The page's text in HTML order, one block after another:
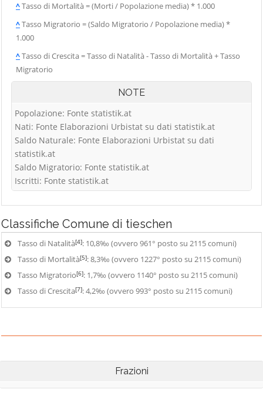
^Tasso di Mortalità = (Morti / Popolazione media) * 1.000
^Tasso Migratorio = (Saldo Migratorio / Popolazione media) *
1.000
^Tasso di Crescita = Tasso di Natalità - Tasso di Mortalità + Tasso
Migratorio
NOTE
Popolazione: Fonte statistik.at
Nati: Fonte Elaborazioni Urbistat su dati statistik.at
Saldo Naturale: Fonte Elaborazioni Urbistat su dati
statistik.at
Saldo Migratorio: Fonte statistik.at
Iscritti: Fonte statistik.at
Classifiche Comune di tieschen
Tasso di Natalità[4]: 10,8‰ (ovvero 961° posto su 2115 comuni)
Tasso di Mortalità[5]: 8,3‰ (ovvero 1227° posto su 2115 comuni)
Tasso Migratorio[6]: 1,7‰ (ovvero 1140° posto su 2115 comuni)
Tasso di Crescita[7]: 4,2‰ (ovvero 993° posto su 2115 comuni)
Frazioni